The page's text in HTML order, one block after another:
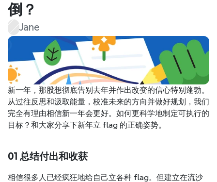
倒？
Jane
新一年，那股想彻底告别去年并作出改变的信心特别蓬勃。
从过往反思和汲取能量，校准未来的方向并做好规划，我们
完全有理由相信新一年会更好。如何更科学地制定可执行的
目标？和大家分享下新年立 flag 的正确姿势。
01 总结付出和收获
相信很多人已经疯狂地给自己立各种 flag。但建立在流沙